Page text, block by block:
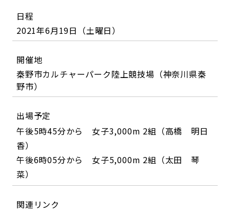
日程
2021年6月19日（土曜日）
開催地
秦野市カルチャーパーク陸上競技場（神奈川県秦
野市）
出場予定
午後5時45分から 女子3,000m 2組（高橋 明日
香）
午後6時05分から 女子5,000m 2組（太田 琴
菜）
関連リンク